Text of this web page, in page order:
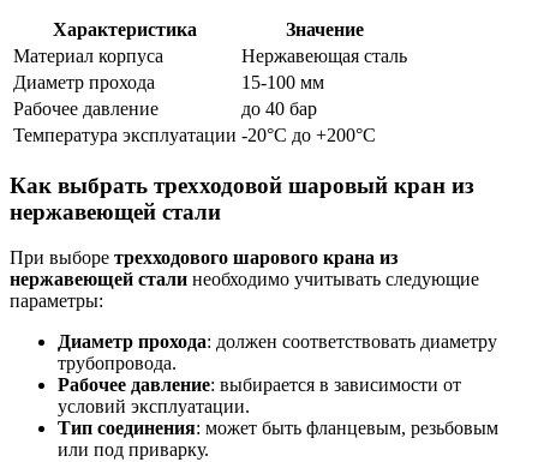
Характеристика
Значение
Материал корпуса
Нержавеющая сталь
Диаметр прохода
15-100 мм
Рабочее давление
до 40 бар
Температура эксплуатации -20°C до +200°C
Как выбрать трехходовой шаровый кран из
нержавеющей стали
При выборе трехходового шарового крана из
нержавеющей стали необходимо учитывать следующие
параметры:
Диаметр прохода: должен соответствовать диаметру
трубопровода.
Рабочее давление: выбирается в зависимости от
условий эксплуатации.
Тип соединения: может быть фланцевым, резьбовым
или под приварку.